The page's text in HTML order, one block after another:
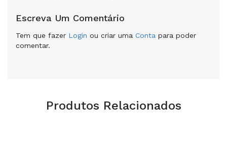
Escreva Um Comentário
Tem que fazer Login ou criar uma Conta para poder
comentar.
Produtos Relacionados